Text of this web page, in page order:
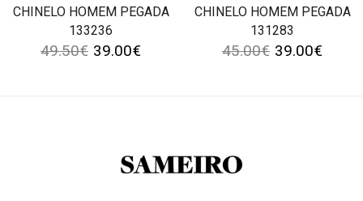
CHINELO HOMEM PEGADA
133236
49.50€ 39.00€
CHINELO HOMEM PEGADA
131283
45.00€ 39.00€